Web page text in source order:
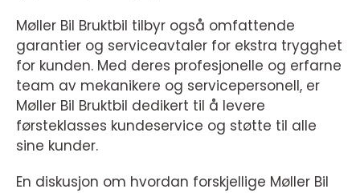
Møller Bil Bruktbil tilbyr også omfattende
garantier og serviceavtaler for ekstra trygghet
for kunden. Med deres profesjonelle og erfarne
team av mekanikere og servicepersonell, er
Møller Bil Bruktbil dedikert til å levere
førsteklasses kundeservice og støtte til alle
sine kunder.
En diskusjon om hvordan forskjellige Møller Bil